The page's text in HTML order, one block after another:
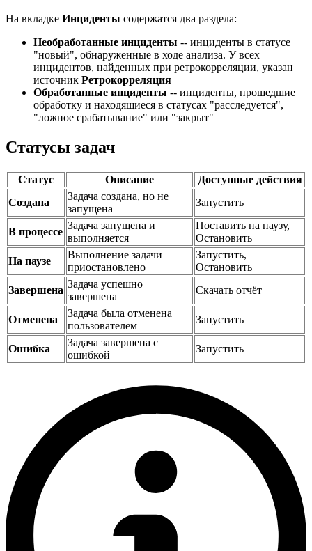
На вкладке Инциденты содержатся два раздела:
Необработанные инциденты -- инциденты в статусе
"новый", обнаруженные в ходе анализа. У всех
инцидентов, найденных при ретрокорреляции, указан
источник Ретрокорреляция
Обработанные инциденты -- инциденты, прошедшие
обработку и находящиеся в статусах "расследуется",
"ложное срабатывание" или "закрыт"
Статусы задач
Статус Описание
Доступные действия
Создана
Задача создана, но не
запущена
Запустить
В процессе
Задача запущена и
выполняется
Поставить на паузу,
Остановить
На паузе
Выполнение задачи
приостановлено
Запустить,
Остановить
Завершена
Задача успешно
завершена
Скачать отчёт
Отменена
Задача была отменена
пользователем
Запустить
Ошибка
Задача завершена с
ошибкой
Запустить